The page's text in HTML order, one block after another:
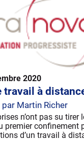
2020
travail à
Martin Richer
n’ont pas su tirer
premier confinement
d’un travail à